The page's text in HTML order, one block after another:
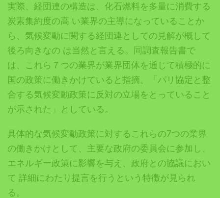
実際、経団連の構造は、化石燃料を多量に消費する
炭素集約度の高 い業界の主導になっていることか
ら、気候変動に関する経団連としての見解が概して
後ろ向きなの は当然と言える。同調査報告書で
は、これら７つの業界が業界団体を通じて積極的に
国の政策に働きかけていると指摘。「パリ協定と整
合する気候変動政策に反対の立場をとっていること
が示された」としている。
具体的な気候変動政策に対するこれらの7つの業界
の働きかけとして、主要な政府の委員会に参加し、
エネルギー政策に影響を与え、政府との協議におい
て 詳細にわたり提言を行うという特徴が見られ
る。